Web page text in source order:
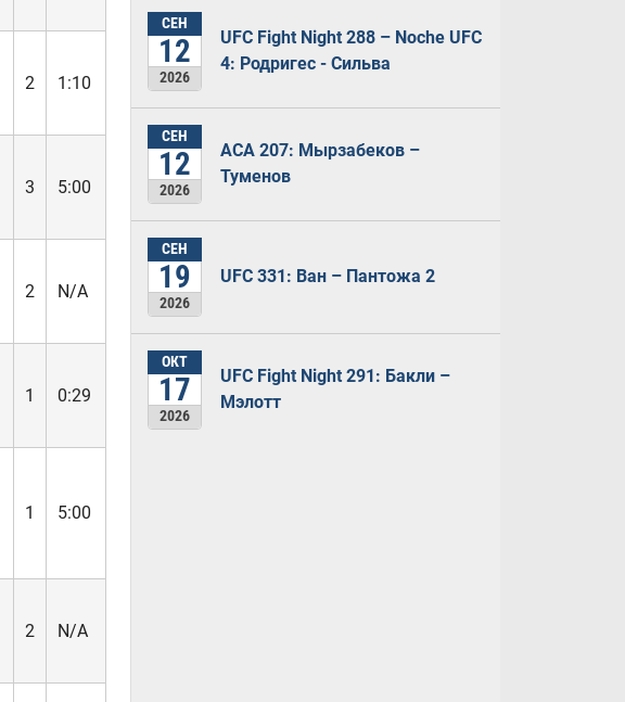
2 1:10
3 5:00
2
N/A
1
0:29
1
5:00
2 N/A
СЕН
12
2026
UFC Fight Night 288 – Noche UFC
4: Родригес - Сильва
СЕН
12
2026
ACA 207: Мырзабеков –
Туменов
СЕН
19
2026
UFC 331: Ван – Пантожа 2
ОКТ
17
2026
UFC Fight Night 291: Бакли –
Мэлотт